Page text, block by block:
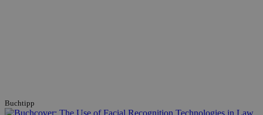
Buchtipp